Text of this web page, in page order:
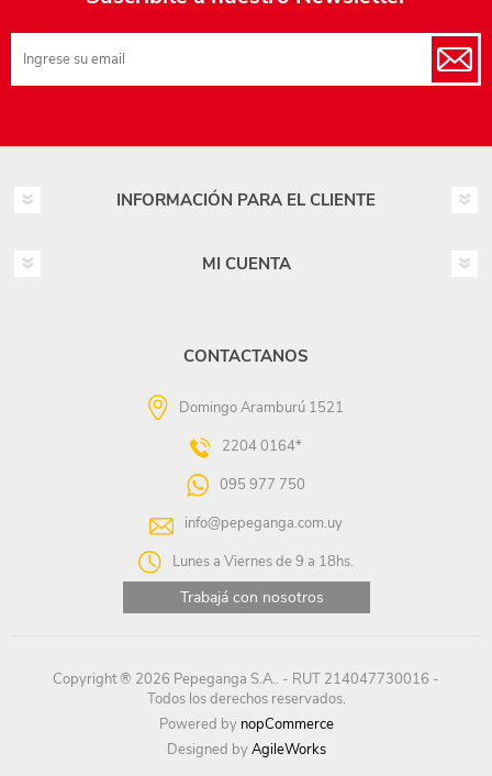
INFORMACIÓN PARA EL CLIENTE
MI CUENTA
CONTACTANOS
Domingo Aramburú 1521
2204 0164*
095 977 750
info@pepeganga.com.uy
Lunes a Viernes de 9 a 18hs.
Trabajá con nosotros
Copyright ® 2026 Pepeganga S.A.. - RUT 214047730016 -
Todos los derechos reservados.
Powered by nopCommerce
Designed byAgileWorks